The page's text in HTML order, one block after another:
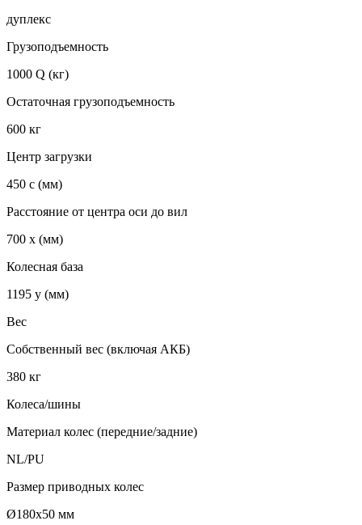
дуплекс
Грузоподъемность
1000 Q (кг)
Остаточная грузоподъемность
600 кг
Центр загрузки
450 с (мм)
Расстояние от центра оси до вил
700 х (мм)
Колесная база
1195 y (мм)
Вес
Собственный вес (включая АКБ)
380 кг
Колеса/шины
Материал колес (передние/задние)
NL/PU
Размер приводных колес
Ø180х50 мм